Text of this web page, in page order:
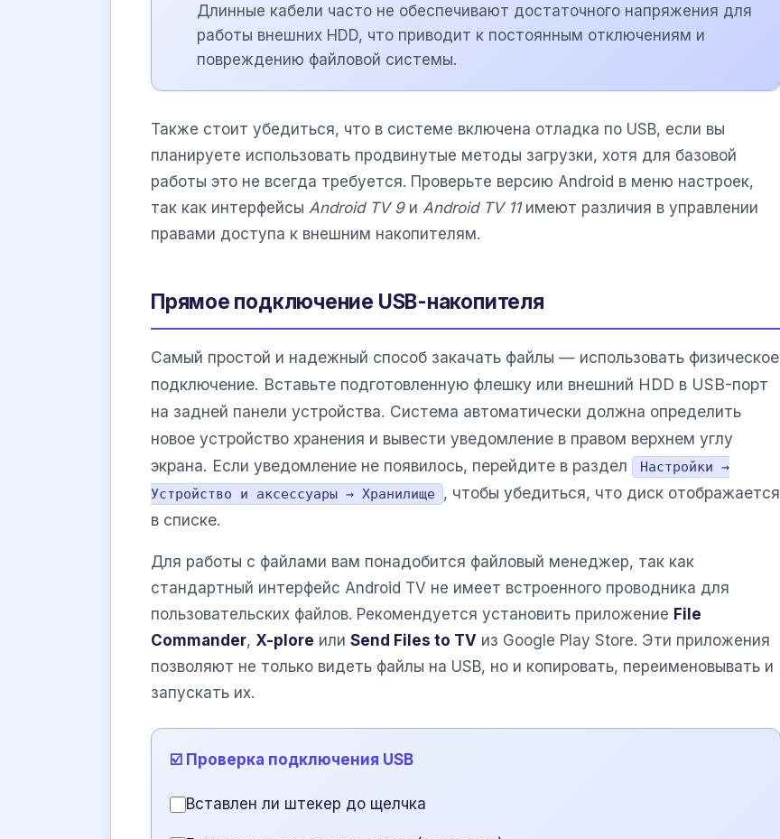
Длинные кабели часто не обеспечивают достаточного напряжения для
работы внешних HDD, что приводит к постоянным отключениям и
повреждению файловой системы.
Также стоит убедиться, что в системе включена отладка по USB, если вы
планируете использовать продвинутые методы загрузки, хотя для базовой
работы это не всегда требуется. Проверьте версию Android в меню настроек,
так как интерфейсы Android TV 9и Android TV 11имеют различия в управлении
правами доступа к внешним накопителям.
Прямое подключение USB-накопителя
Самый простой и надежный способ закачать файлы — использовать физическое
подключение. Вставьте подготовленную флешку или внешний HDD в USB-порт
на задней панели устройства. Система автоматически должна определить
новое устройство хранения и вывести уведомление в правом верхнем углу
экрана. Если уведомление не появилось, перейдите в раздел
Настройки →
Устройство и аксессуары → Хранилище , чтобы убедиться, что диск отображается
в списке.
Для работы с файлами вам понадобится файловый менеджер, так как
стандартный интерфейс Android TV не имеет встроенного проводника для
пользовательских файлов. Рекомендуется установить приложение File
Commander, X-plore или Send Files to TV из Google Play Store. Эти приложения
позволяют не только видеть файлы на USB, но и копировать, переименовывать и
запускать их.
☑️ Проверка подключения USB
Вставлен ли штекер до щелчка